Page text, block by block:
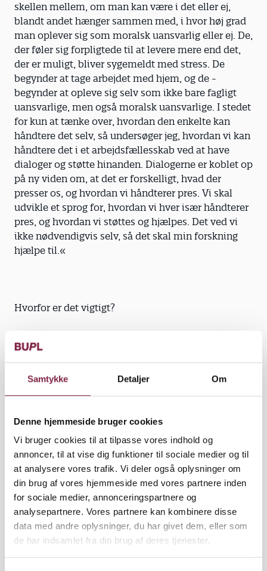
Samtykke Detaljer Om
Denne hjemmeside bruger cookies
Vi bruger cookies til at tilpasse vores indhold og
annoncer, til at vise dig funktioner til sociale medier og til
at analysere vores trafik. Vi deler også oplysninger om
din brug af vores hjemmeside med vores partnere inden
for sociale medier, annonceringspartnere og
analysepartnere. Vores partnere kan kombinere disse
data med andre oplysninger, du har givet dem, eller som
de har indsamlet fra din brug af deres tjenester.
skellen mellem, om man kan være i det eller ej,
blandt andet hænger sammen med, i hvor høj grad
man oplever sig som moralsk uansvarlig eller ej. De,
der føler sig for­pligtede til at levere mere end det,
der er muligt, bliver sygemeldt med stress. De
begynder at tage arbejdet med hjem, og de ­
begynder at opleve sig selv som ikke bare fagligt
uansvarlige, men også moralsk uansvarlige. I stedet
for kun at tænke over, hvordan den enkelte kan
håndtere det selv, så undersøger jeg, hvordan vi kan
håndtere det i et arbejdsfællesskab ved at have
dialoger og støtte hinanden. Dialogerne er koblet op
på ny viden om, at det er forskelligt, hvad der
presser os, og hvordan vi håndterer pres. Vi skal
udvikle et sprog for, hvordan vi hver især håndterer
pres, og hvordan vi støttes og hjælpes. Det ved vi
ikke nødvendigvis selv, så det skal min forskning
hjælpe til.«
Hvorfor er det vigtigt?
handler det meget om, hvad du kan gøre selv. Det er
ofte noget med, at du skal sætte barren lavere.
Ellers også handler det om, at vi skal have bedre
normeringer i institutionerne. Så enten er det noget,
politisk styret, eller også er det individuelle råd om,
at du ikke skal være så perfektionistisk, du skal sige
fra, stå fast osv. Den enkelte leder og medarbejder i
en daginstitution kan ikke ændre på normeringer,
børnetal eller alle de nye krav, som forældrene
stiller. Men ingen skal stå med presset alene, så
rådene må ikke blive individuelle. Det er vigtigt, vi
også taler om normeringerne og det store
arbejdspres. Men skal den enkelte leder og